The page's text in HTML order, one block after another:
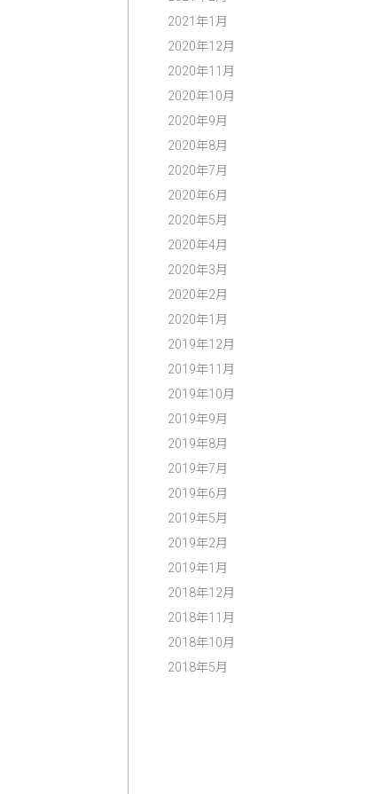
2021年1月
2020年12月
2020年11月
2020年10月
2020年9月
2020年8月
2020年7月
2020年6月
2020年5月
2020年4月
2020年3月
2020年2月
2020年1月
2019年12月
2019年11月
2019年10月
2019年9月
2019年8月
2019年7月
2019年6月
2019年5月
2019年2月
2019年1月
2018年12月
2018年11月
2018年10月
2018年5月